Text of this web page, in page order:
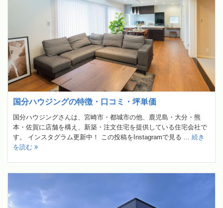
国分ハウジングの特徴・口コミ・坪単価
国分ハウジングさんは、宮崎市・都城市の他、鹿児島・大分・熊
本・佐賀に店舗を構え、新築・注文住宅を提供している住宅会社で
す。 インスタグラム更新中！ この投稿をInstagramで見る ... 続き
を読む